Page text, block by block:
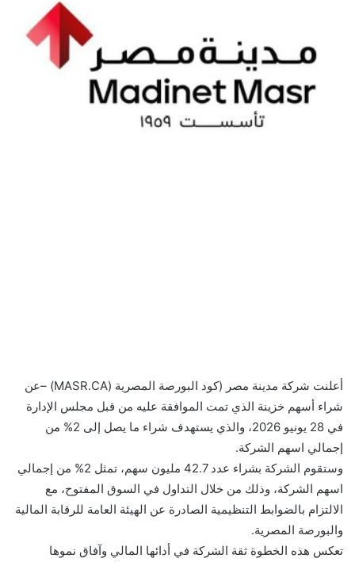
أعلنت شركة مدينة مصر (كود البورصة المصرية (MASR.CA) –عن
شراء أسهم خزينة الذي تمت الموافقة عليه من قبل مجلس الإدارة
في 28 يونيو 2026، والذي يستهدف شراء ما يصل إلى 2% من
إجمالي اسهم الشركة.
وستقوم الشركة بشراء عدد 42.7 مليون سهم، تمثل 2% من إجمالي
اسهم الشركة، وذلك من خلال التداول في السوق المفتوح، مع
الالتزام بالضوابط التنظيمية الصادرة عن الهيئة العامة للرقابة المالية
والبورصة المصرية.
تعكس هذه الخطوة ثقة الشركة في أدائها المالي وآفاق نموها